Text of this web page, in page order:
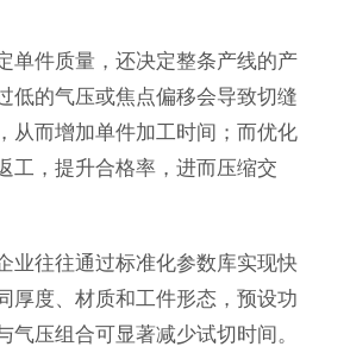
单件质量，还决定整条产线的产
低的气压或焦点偏移会导致切缝
从而增加单件加工时间；而优化
工，提升合格率，进而压缩交
业往往通过标准化参数库实现快
厚度、材质和工件形态，预设功
气压组合可显著减少试切时间。